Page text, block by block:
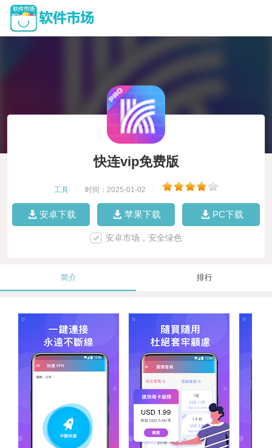
快连vip免费版
工具 时间：2025-01-02
安卓下载 苹果下载 PC下载
安卓市场，安全绿色
简介 排行